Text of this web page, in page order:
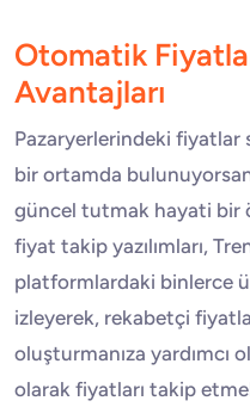
Otomatik
Avantajları
Pazaryerlerindeki fiyatlar
bir ortamda
güncel tutmak hayati bir
fiyat takip yazılımları,
platformlardaki binlerce
izleyerek, rekabetçi
oluşturmanıza yardımcı
olarak fiyatları takip